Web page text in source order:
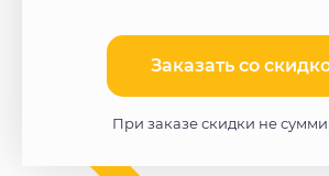
Заказать со
При заказе скидки не